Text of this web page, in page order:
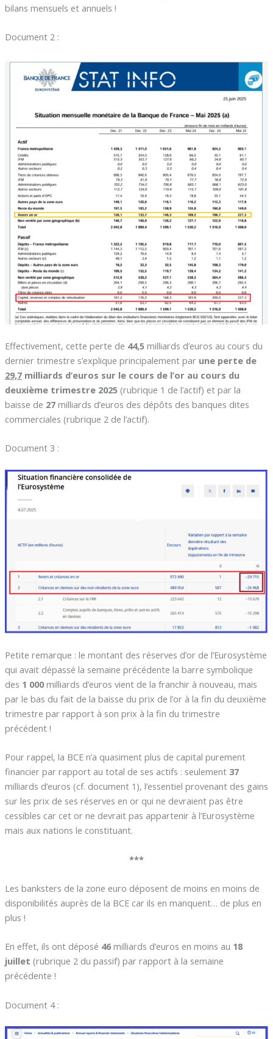
bilans mensuels et annuels !
Document 2 :
Effectivement, cette perte de 44,5milliards d’euros au cours du
dernier trimestre s’explique principalement par une perte de
29,7milliards d’euros sur le cours de l’or au cours du
deuxième trimestre 2025 (rubrique 1 de l’actif) et par la
baisse de 27milliards d’euros des dépôts des banques dites
commerciales (rubrique 2 de l’actif).
Document 3 :
Petite remarque : le montant des réserves d’or de l’Eurosystème
qui avait dépassé la semaine précédente la barre symbolique
des 1 000milliards d’euros vient de la franchir à nouveau, mais
par le bas du fait de la baisse du prix de l’or à la fin du deuxième
trimestre par rapport à son prix à la fin du trimestre
précédent !
Pour rappel, la BCE n’a quasiment plus de capital purement
financier par rapport au total de ses actifs : seulement 37
milliards d’euros (cf. document 1), l’essentiel provenant des gains
sur les prix de ses réserves en or qui ne devraient pas être
cessibles car cet or ne devrait pas appartenir à l’Eurosystème
mais aux nations le constituant.
***
Les banksters de la zone euro déposent de moins en moins de
disponibilités auprès de la BCE car ils en manquent… de plus en
plus !
En effet, ils ont déposé 46milliards d’euros en moins au 18
juillet (rubrique 2 du passif) par rapport à la semaine
précédente !
Document 4 :